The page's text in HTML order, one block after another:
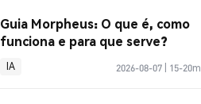
Guia Morpheus: O que é, como
funciona e para que serve?
IA 2026-08-07 15-20m